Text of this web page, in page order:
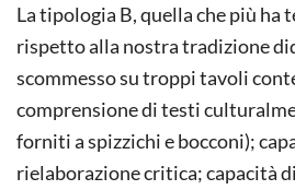
La tipologia B, quella che più ha
rispetto alla nostra tradizione
scommesso su troppi tavoli
comprensione di testi
forniti a spizzichi e bocconi);
rielaborazione critica; capacità